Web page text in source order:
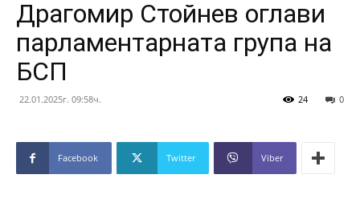
Драгомир Стойнев оглави
парламентарната група на
БСП
22.01.2025г. 09:58ч. 0
24
Facebook Twitter Viber